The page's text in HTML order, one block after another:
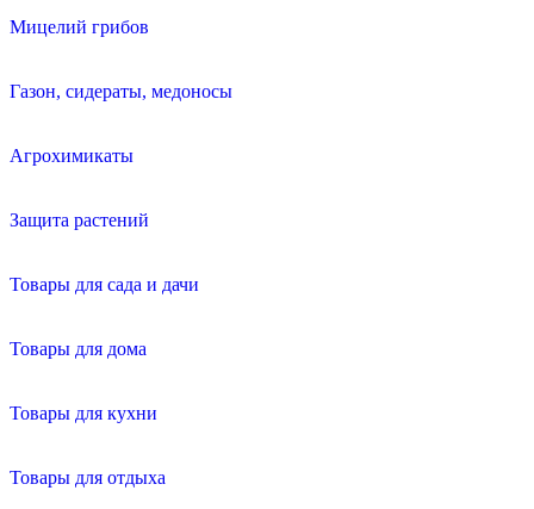
Мицелий грибов
Газон, сидераты, медоносы
Агрохимикаты
Защита растений
Товары для сада и дачи
Товары для дома
Товары для кухни
Товары для отдыха